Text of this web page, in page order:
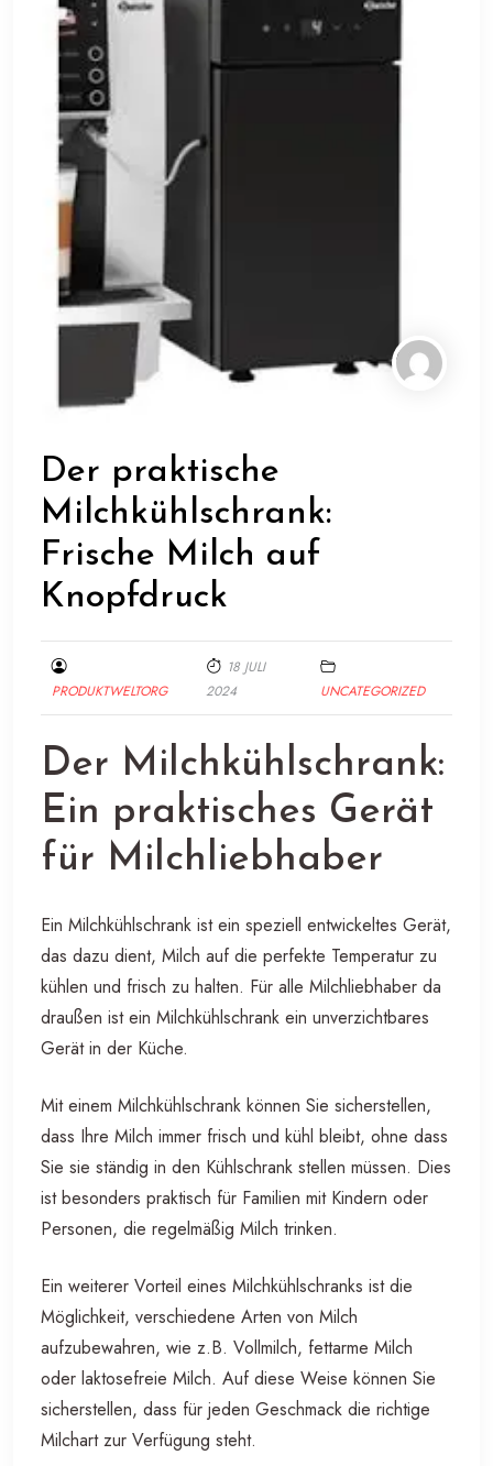
Der praktische
Milchkühlschrank:
Frische Milch auf
Knopfdruck
PRODUKTWELTORG
18 JULI
2024
UNCATEGORIZED
Der Milchkühlschrank:
Ein praktisches Gerät
für Milchliebhaber
Ein Milchkühlschrank ist ein speziell entwickeltes Gerät,
das dazu dient, Milch auf die perfekte Temperatur zu
kühlen und frisch zu halten. Für alle Milchliebhaber da
draußen ist ein Milchkühlschrank ein unverzichtbares
Gerät in der Küche.
Mit einem Milchkühlschrank können Sie sicherstellen,
dass Ihre Milch immer frisch und kühl bleibt, ohne dass
Sie sie ständig in den Kühlschrank stellen müssen. Dies
ist besonders praktisch für Familien mit Kindern oder
Personen, die regelmäßig Milch trinken.
Ein weiterer Vorteil eines Milchkühlschranks ist die
Möglichkeit, verschiedene Arten von Milch
aufzubewahren, wie z.B. Vollmilch, fettarme Milch
oder laktosefreie Milch. Auf diese Weise können Sie
sicherstellen, dass für jeden Geschmack die richtige
Milchart zur Verfügung steht.